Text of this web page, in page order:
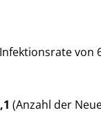
von
(An­zahl der